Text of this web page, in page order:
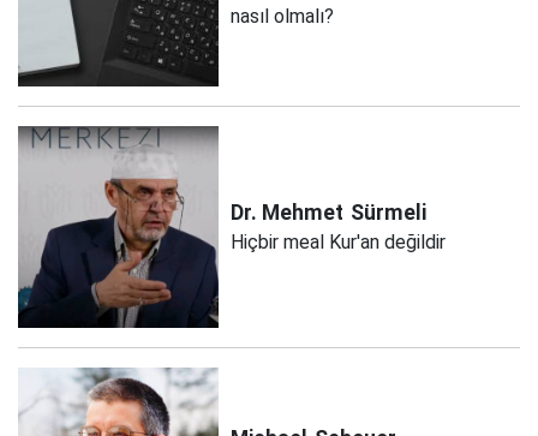
nasıl olmalı?
Dr. Mehmet Sürmeli
Hiçbir meal Kur'an değildir